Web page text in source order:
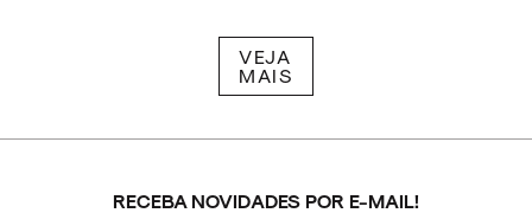
VEJA
MAIS
RECEBA NOVIDADES POR E-MAIL!